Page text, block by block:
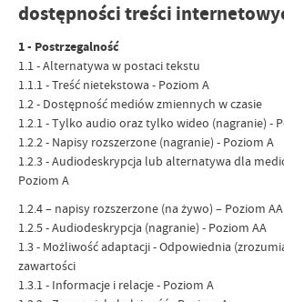
dostępności treści
1 - Postrzegalność
1.1 - Alternatywa w postaci tekstu
1.1.1 - Treść nietekstowa - Poziom A
1.2 - Dostępność mediów zmiennych w czasie
1.2.1 - Tylko audio oraz tylko wideo (nagranie) -
1.2.2 - Napisy rozszerzone (nagranie) - Poziom A
1.2.3 - Audiodeskrypcja lub alternatywa dla
Poziom A
1.2.4 – napisy rozszerzone (na żywo) – Poziom AA
1.2.5 - Audiodeskrypcja (nagranie) - Poziom AA
1.3 - Możliwość adaptacji - Odpowiednia
zawartości
1.3.1 - Informacje i relacje - Poziom A